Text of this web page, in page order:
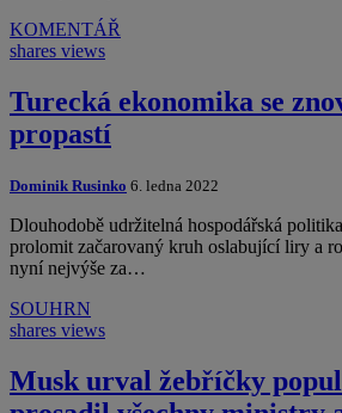
KOMENTÁŘ
shares views
Turecká ekonomika se
propastí
Dominik Rusinko 6. ledna 2022
Dlouhodobě udržitelná hospodářská
prolomit začarovaný kruh oslabující liry a
nyní nejvýše za…
SOUHRN
shares views
Musk urval žebříčky